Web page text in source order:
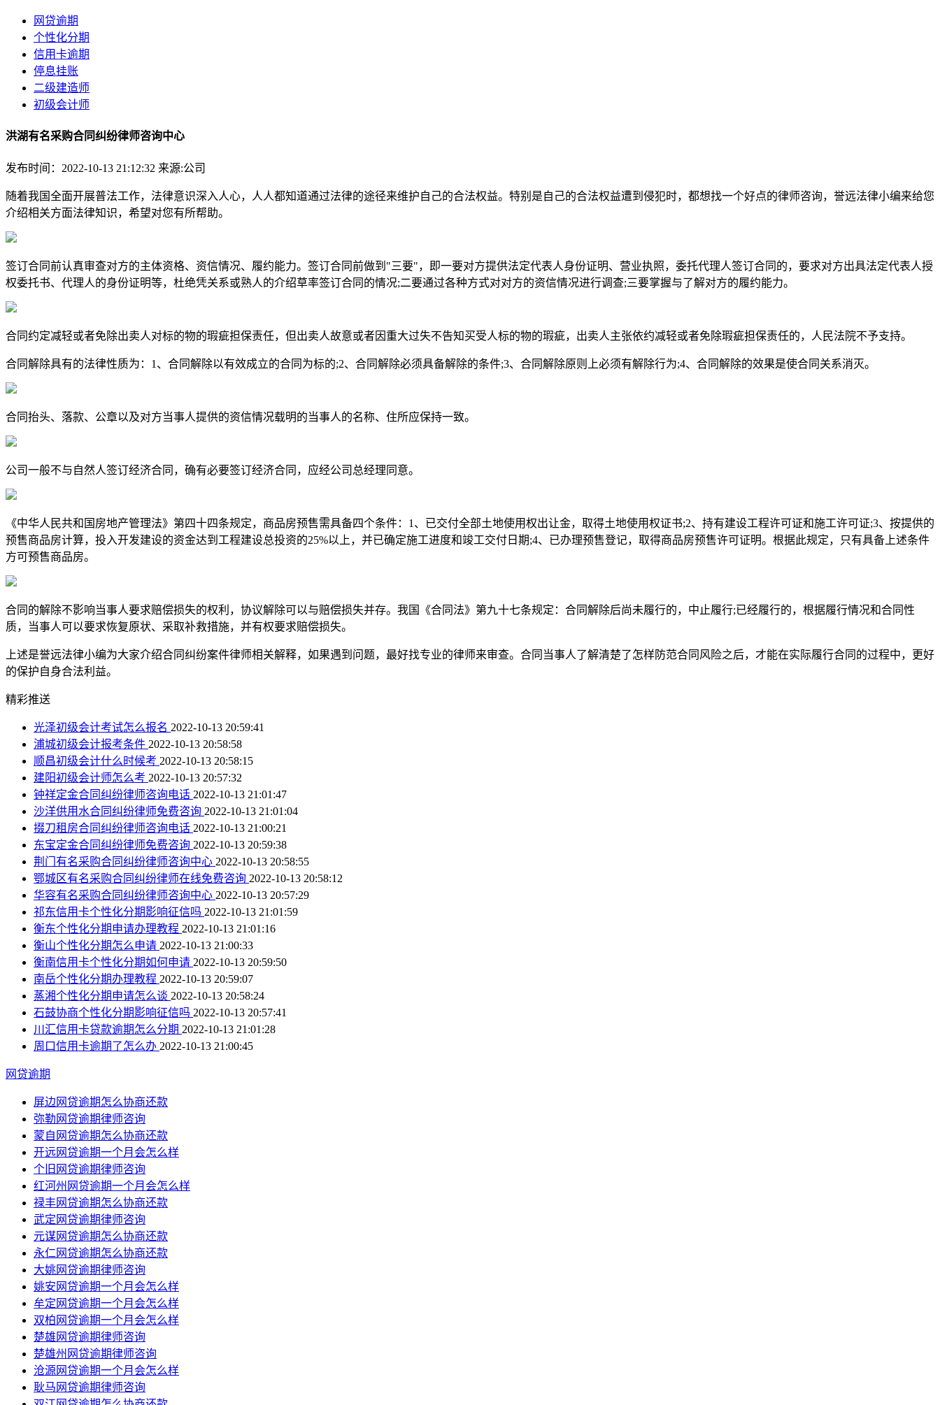
网贷逾期
个性化分期
信用卡逾期
停息挂账
二级建造师
初级会计师
洪湖有名采购合同纠纷律师咨询中心
发布时间：2022-10-13 21:12:32 来源:公司
随着我国全面开展普法工作，法律意识深入人心，人人都知道通过法律的途径来维护自己的合法权益。特别是自己的合法权益遭到侵犯时，都想找一个好点的律师咨询，誉远法律小编来给您
介绍相关方面法律知识，希望对您有所帮助。
签订合同前认真审查对方的主体资格、资信情况、履约能力。签订合同前做到"三要"，即一要对方提供法定代表人身份证明、营业执照，委托代理人签订合同的，要求对方出具法定代表人授
权委托书、代理人的身份证明等，杜绝凭关系或熟人的介绍草率签订合同的情况;二要通过各种方式对对方的资信情况进行调查;三要掌握与了解对方的履约能力。
合同约定减轻或者免除出卖人对标的物的瑕疵担保责任，但出卖人故意或者因重大过失不告知买受人标的物的瑕疵，出卖人主张依约减轻或者免除瑕疵担保责任的，人民法院不予支持。
合同解除具有的法律性质为：1、合同解除以有效成立的合同为标的;2、合同解除必须具备解除的条件;3、合同解除原则上必须有解除行为;4、合同解除的效果是使合同关系消灭。
合同抬头、落款、公章以及对方当事人提供的资信情况载明的当事人的名称、住所应保持一致。
公司一般不与自然人签订经济合同，确有必要签订经济合同，应经公司总经理同意。
《中华人民共和国房地产管理法》第四十四条规定，商品房预售需具备四个条件：1、已交付全部土地使用权出让金，取得土地使用权证书;2、持有建设工程许可证和施工许可证;3、按提供的
预售商品房计算，投入开发建设的资金达到工程建设总投资的25%以上，并已确定施工进度和竣工交付日期;4、已办理预售登记，取得商品房预售许可证明。根据此规定，只有具备上述条件
方可预售商品房。
合同的解除不影响当事人要求赔偿损失的权利，协议解除可以与赔偿损失并存。我国《合同法》第九十七条规定：合同解除后尚未履行的，中止履行;已经履行的，根据履行情况和合同性
质，当事人可以要求恢复原状、采取补救措施，并有权要求赔偿损失。
上述是誉远法律小编为大家介绍合同纠纷案件律师相关解释，如果遇到问题，最好找专业的律师来审查。合同当事人了解清楚了怎样防范合同风险之后，才能在实际履行合同的过程中，更好
的保护自身合法利益。
精彩推送
光泽初级会计考试怎么报名 2022-10-13 20:59:41
浦城初级会计报考条件 2022-10-13 20:58:58
顺昌初级会计什么时候考 2022-10-13 20:58:15
建阳初级会计师怎么考 2022-10-13 20:57:32
钟祥定金合同纠纷律师咨询电话 2022-10-13 21:01:47
沙洋供用水合同纠纷律师免费咨询 2022-10-13 21:01:04
掇刀租房合同纠纷律师咨询电话 2022-10-13 21:00:21
东宝定金合同纠纷律师免费咨询 2022-10-13 20:59:38
荆门有名采购合同纠纷律师咨询中心 2022-10-13 20:58:55
鄂城区有名采购合同纠纷律师在线免费咨询 2022-10-13 20:58:12
华容有名采购合同纠纷律师咨询中心 2022-10-13 20:57:29
祁东信用卡个性化分期影响征信吗 2022-10-13 21:01:59
衡东个性化分期申请办理教程 2022-10-13 21:01:16
衡山个性化分期怎么申请 2022-10-13 21:00:33
衡南信用卡个性化分期如何申请 2022-10-13 20:59:50
南岳个性化分期办理教程 2022-10-13 20:59:07
蒸湘个性化分期申请怎么谈 2022-10-13 20:58:24
石鼓协商个性化分期影响征信吗 2022-10-13 20:57:41
川汇信用卡贷款逾期怎么分期 2022-10-13 21:01:28
周口信用卡逾期了怎么办 2022-10-13 21:00:45
网贷逾期
屏边网贷逾期怎么协商还款
弥勒网贷逾期律师咨询
蒙自网贷逾期怎么协商还款
开远网贷逾期一个月会怎么样
个旧网贷逾期律师咨询
红河州网贷逾期一个月会怎么样
禄丰网贷逾期怎么协商还款
武定网贷逾期律师咨询
元谋网贷逾期怎么协商还款
永仁网贷逾期怎么协商还款
大姚网贷逾期律师咨询
姚安网贷逾期一个月会怎么样
牟定网贷逾期一个月会怎么样
双柏网贷逾期一个月会怎么样
楚雄网贷逾期律师咨询
楚雄州网贷逾期律师咨询
沧源网贷逾期一个月会怎么样
耿马网贷逾期律师咨询